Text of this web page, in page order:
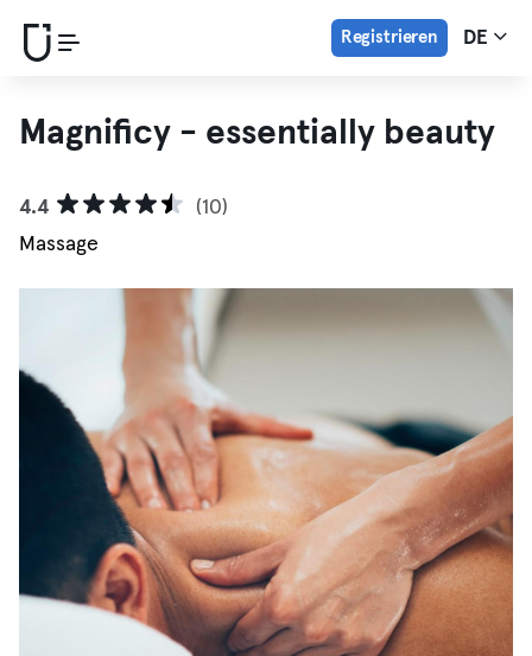
Registrieren DE
Magnificy - essentially beauty
4.4
(10)
Massage